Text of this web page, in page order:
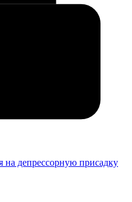
на депрессорную присадку